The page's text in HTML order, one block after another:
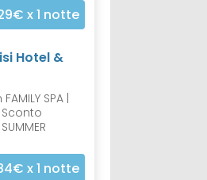
x 1 notte
Hotel &
SPA |
Sconto
x 1 notte